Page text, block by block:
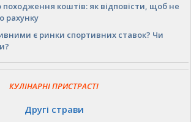
походження коштів: як відповісти, щоб не
рахунку
є ринки спортивних ставок? Чи
КУЛІНАРНІ ПРИСТРАСТІ
Другі страви